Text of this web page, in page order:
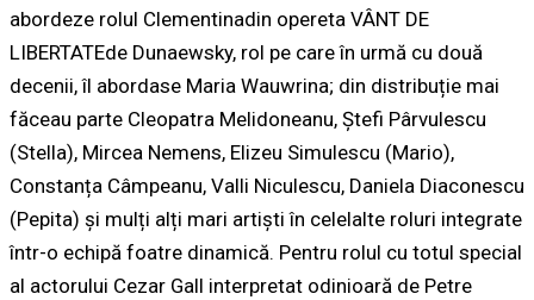
abordeze rolul Clementinadin opereta VÂNT DE
LIBERTATEde Dunaewsky, rol pe care în urmă cu două
decenii, îl abordase Maria Wauwrina; din distribuție mai
făceau parte Cleopatra Melidoneanu, Ștefi Pârvulescu
(Stella), Mircea Nemens, Elizeu Simulescu (Mario),
Constanța Câmpeanu, Valli Niculescu, Daniela Diaconescu
(Pepita) și mulți alți mari artiști în celelalte roluri integrate
într-o echipă foatre dinamică. Pentru rolul cu totul special
al actorului Cezar Gall interpretat odinioară de Petre